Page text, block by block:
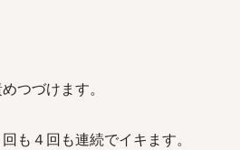
つづけます。
も４回も連続でイキます。